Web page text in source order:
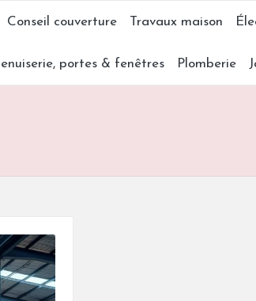
Conseil couverture Travaux maison
portes & fenêtres Plomberie